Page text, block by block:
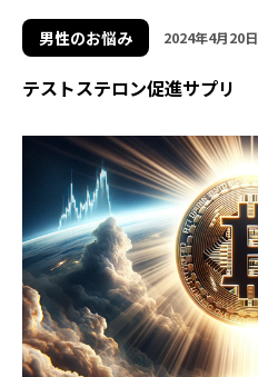
男性のお悩み 2024年4月20日
テストステロン促進サプリ